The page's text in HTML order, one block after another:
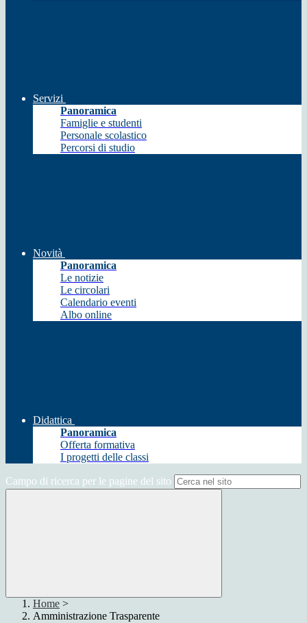
Servizi
Panoramica
Famiglie e studenti
Personale scolastico
Percorsi di studio
Novità
Panoramica
Le notizie
Le circolari
Calendario eventi
Albo online
Didattica
Panoramica
Offerta formativa
I progetti delle classi
Campo di ricerca per le pagine del sito
Home >
Amministrazione Trasparente